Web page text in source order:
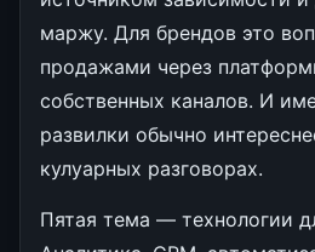
маржу. Для брендов это
продажами через
собственных каналов. И
развилки обычно
кулуарных разговорах.
Пятая тема — технологии